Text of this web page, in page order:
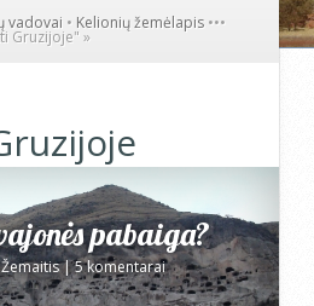
vadovai • Kelionių žemėlapis •••
Gruzijoje" »
pabaiga?
|5 komentarai